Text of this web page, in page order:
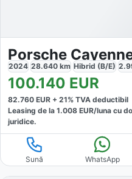
Porsche
2024 28.640 km Hibrid (B/E)
100.140 EUR
82.760 EUR + 21% TVA deductibil
Leasing de la 1.008 EUR/luna cu
juridice.
Sună WhatsApp